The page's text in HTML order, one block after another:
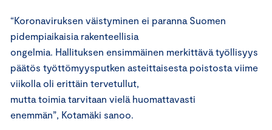
“Koronaviruksen väistyminen ei paranna Suomen
pidempiaikaisia rakenteellisia
ongelmia. Hallituksen ensimmäinen merkittävä työllisyys
päätös työttömyysputken asteittaisesta poistosta viime
viikolla oli erittäin tervetullut,
mutta toimia tarvitaan vielä huomattavasti
enemmän”, Kotamäki sanoo.